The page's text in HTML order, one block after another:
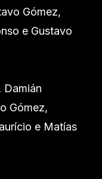
Gómez,
e Gustavo
Damián
Gómez,
e Matías